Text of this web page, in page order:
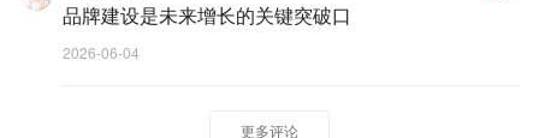
品牌建设是未来增长的关键突破口
2026-06-04
更多评论